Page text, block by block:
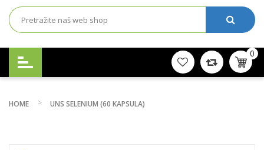
0
HOME UNS SELENIUM (60 KAPSULA)